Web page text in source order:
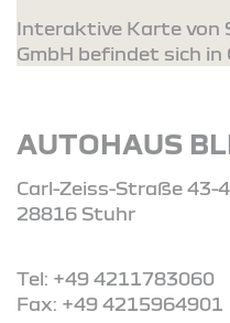
Interaktive Karte von
GmbH befindet sich in
AUTOHAUS
Carl-Zeiss-Straße 43-
28816 Stuhr
Tel: +49 4211783060
Fax: +49 4215964901